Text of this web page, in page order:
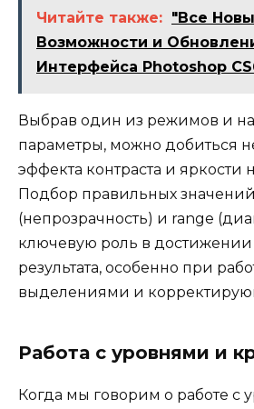
Читайте также: "Все
Возможности и
Интерфейса Photoshop
Выбрав один из режимов и
параметры, можно добиться
эффекта контраста и яркости
Подбор правильных
(непрозрачность) и range
ключевую роль в
результата, особенно при
выделениями и
Работа с уровнями и
Когда мы говорим о работе с